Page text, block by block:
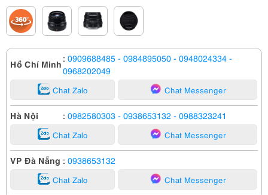
Hồ Chí Minh : 0909688485 - 0984895050 - 0948024334 -
0968202049
Chat Zalo Chat Messenger
Hà Nội : 0982580303 - 0938653132 - 0988323241
Chat Zalo Chat Messenger
VP Đà Nẵng : 0938653132
Chat Zalo Chat Messenger